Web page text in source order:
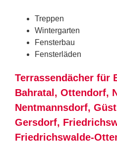
Treppen
Wintergarten
Fensterbau
Fensterläden
Terrassendächer für
Bahratal, Ottendorf,
Nentmannsdorf,
Gersdorf,
Friedrichswalde-